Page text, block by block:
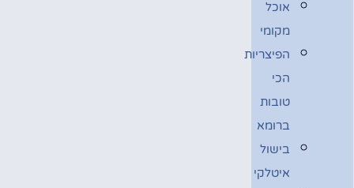
אוכל
מקומי
הפיצריות
הכי
טובות
ברומא
בישול
איטלקי